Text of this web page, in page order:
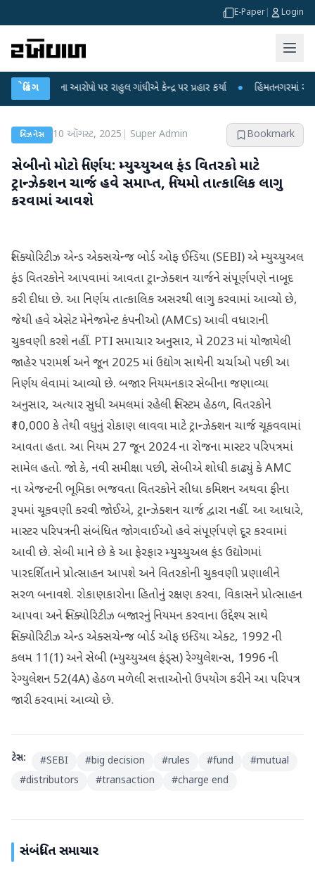
E-Paper Login
બ્રેકિંગ
લીકના આરોપો પર રાહુલ ગાંધીએ કેન્દ્ર પર પ્રહાર કર્યા ● હિંમતનગરમાં રહસ્યમય
બિઝનેસ 10 ઑગસ્ટ, 2025 Super Admin Bookmark
સેબીનો મોટો નિર્ણય: મ્યુચ્યુઅલ ફંડ વિતરકો માટે
ટ્રાન્ઝેક્શન ચાર્જ હવે સમાપ્ત, નિયમો તાત્કાલિક લાગુ
કરવામાં આવશે
સિક્યોરિટીઝ એન્ડ એક્સચેન્જ બોર્ડ ઓફ ઈન્ડિયા (SEBI) એ મ્યુચ્યુઅલ
ફંડ વિતરકોને આપવામાં આવતા ટ્રાન્ઝેક્શન ચાર્જને સંપૂર્ણપણે નાબૂદ
કરી દીધા છે. આ નિર્ણય તાત્કાલિક અસરથી લાગુ કરવામાં આવ્યો છે,
જેથી હવે એસેટ મેનેજમેન્ટ કંપનીઓ (AMCs) આવી વધારાની
ચુકવણી કરશે નહીં. PTI સમાચાર અનુસાર, મે 2023 માં યોજાયેલી
જાહેર પરામર્શ અને જૂન 2025 માં ઉદ્યોગ સાથેની ચર્ચાઓ પછી આ
નિર્ણય લેવામાં આવ્યો છે. બજાર નિયમનકાર સેબીના જણાવ્યા
અનુસાર, અત્યાર સુધી અમલમાં રહેલી સિસ્ટમ હેઠળ, વિતરકોને
₹10,000 કે તેથી વધુનું રોકાણ લાવવા માટે ટ્રાન્ઝેક્શન ચાર્જ ચૂકવવામાં
આવતા હતા. આ નિયમ 27 જૂન 2024 ના રોજના માસ્ટર પરિપત્રમાં
સામેલ હતો. જો કે, નવી સમીક્ષા પછી, સેબીએ શોધી કાઢ્યું કે AMC
ના એજન્ટની ભૂમિકા ભજવતા વિતરકોને સીધા કમિશન અથવા ફીના
રૂપમાં ચૂકવણી કરવી જોઈએ, ટ્રાન્ઝેક્શન ચાર્જ દ્વારા નહીં. આ આધારે,
માસ્ટર પરિપત્રની સંબંધિત જોગવાઈઓ હવે સંપૂર્ણપણે દૂર કરવામાં
આવી છે. સેબી માને છે કે આ ફેરફાર મ્યુચ્યુઅલ ફંડ ઉદ્યોગમાં
પારદર્શિતાને પ્રોત્સાહન આપશે અને વિતરકોની ચુકવણી પ્રણાલીને
સરળ બનાવશે. રોકાણકારોના હિતોનું રક્ષણ કરવા, વિકાસને પ્રોત્સાહન
આપવા અને સિક્યોરિટીઝ બજારનું નિયમન કરવાના ઉદ્દેશ્ય સાથે
સિક્યોરિટીઝ એન્ડ એક્સચેન્જ બોર્ડ ઓફ ઇન્ડિયા એક્ટ, 1992 ની
કલમ 11(1) અને સેબી (મ્યુચ્યુઅલ ફંડ્સ) રેગ્યુલેશન્સ, 1996 ની
રેગ્યુલેશન 52(4A) હેઠળ મળેલી સત્તાઓનો ઉપયોગ કરીને આ પરિપત્ર
જારી કરવામાં આવ્યો છે.
ટેગ્સ: #SEBI #big decision #rules #fund #mutual
#distributors #transaction #charge end
સંબંધિત સમાચાર